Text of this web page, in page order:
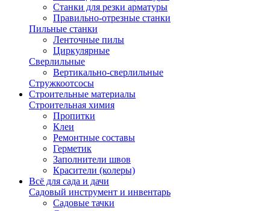
Станки для резки арматуры
Правильно-отрезные станки
Пильные станки
Ленточные пилы
Циркулярные
Сверлильные
Вертикально-сверлильные
Стружкоотсосы
Строительные материалы
Строительная химия
Пропитки
Клеи
Ремонтные составы
Герметик
Заполнители швов
Красители (колеры)
Всё для сада и дачи
Садовый инструмент и инвентарь
Садовые тачки